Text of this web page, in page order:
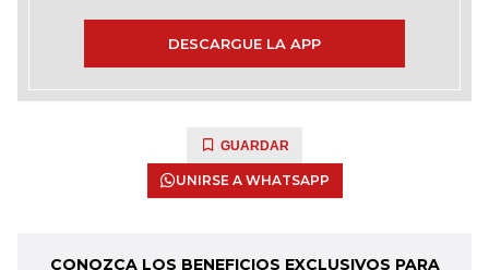
DESCARGUE LA APP
GUARDAR
UNIRSE A WHATSAPP
CONOZCA LOS BENEFICIOS EXCLUSIVOS PARA